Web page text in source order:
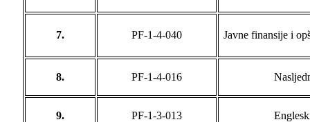
7. PF-1-4-040 Javne finansije i
8. PF-1-4-016
9. PF-1-3-013